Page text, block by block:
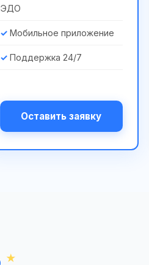
ЭДО
Мобильное приложение
Поддержка 24/7
Оставить заявку